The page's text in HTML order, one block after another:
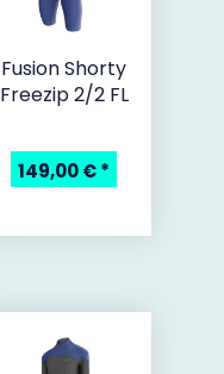
Fusion Shorty
Freezip 2/2 FL
149,00 €*